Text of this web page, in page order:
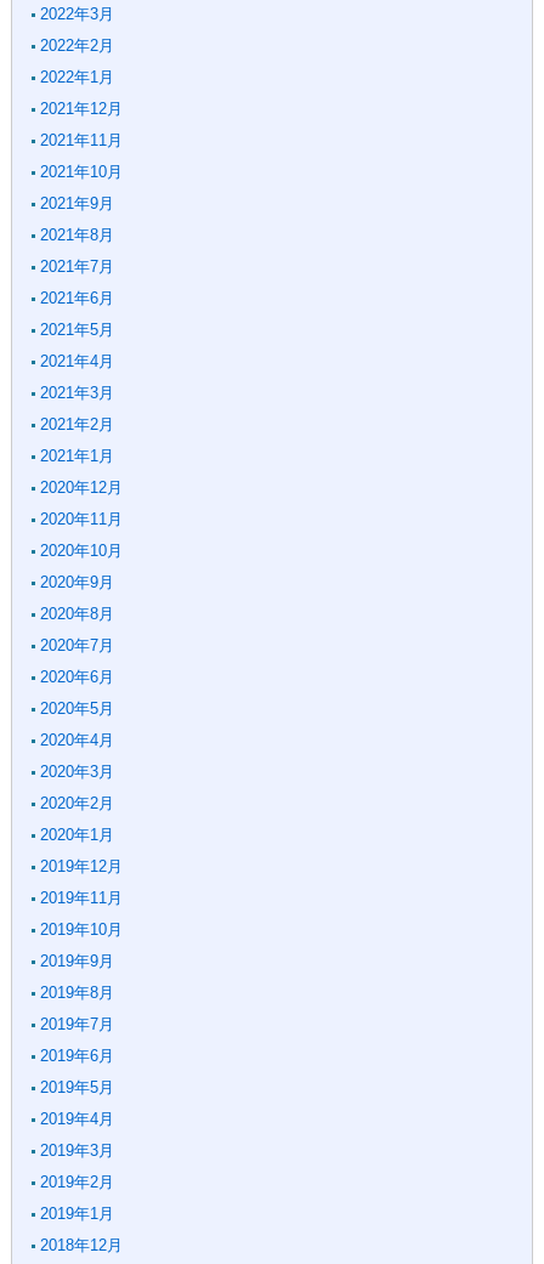
2022年3月
2022年2月
2022年1月
2021年12月
2021年11月
2021年10月
2021年9月
2021年8月
2021年7月
2021年6月
2021年5月
2021年4月
2021年3月
2021年2月
2021年1月
2020年12月
2020年11月
2020年10月
2020年9月
2020年8月
2020年7月
2020年6月
2020年5月
2020年4月
2020年3月
2020年2月
2020年1月
2019年12月
2019年11月
2019年10月
2019年9月
2019年8月
2019年7月
2019年6月
2019年5月
2019年4月
2019年3月
2019年2月
2019年1月
2018年12月